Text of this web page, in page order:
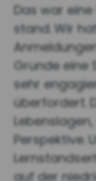
Das war
stand. Wir
Grunde eine
sehr
überfordert.
Perspektive.
auf der